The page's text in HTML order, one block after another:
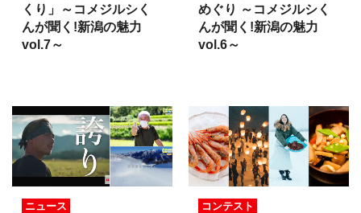
くり」
～コメジルシく
んが聞く!新潟の魅力
vol.7～
めぐり ～コメジルシく
んが聞く!新潟の魅力
vol.6～
ニュース
コンテスト